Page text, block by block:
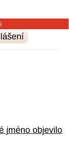
jméno objevilo